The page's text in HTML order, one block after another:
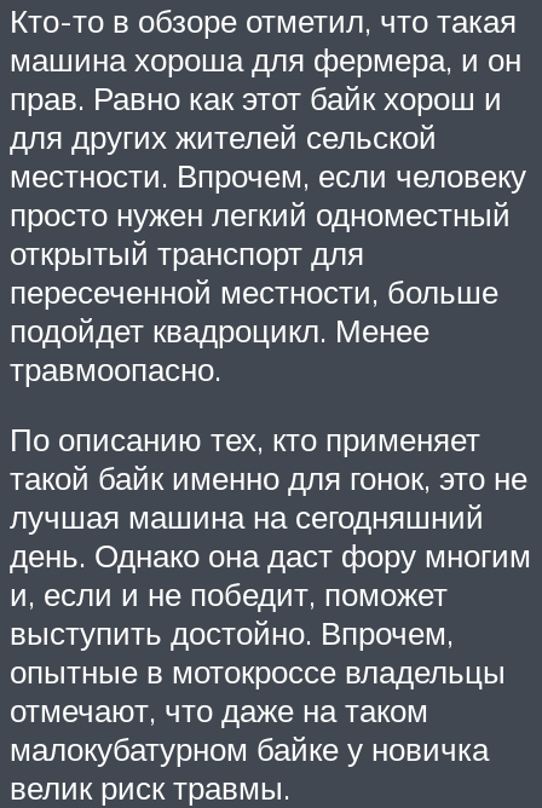
Кто-то в обзоре отметил, что такая
машина хороша для фермера, и он
прав. Равно как этот байк хорош и
для других жителей сельской
местности. Впрочем, если человеку
просто нужен легкий одноместный
открытый транспорт для
пересеченной местности, больше
подойдет квадроцикл. Менее
травмоопасно.
По описанию тех, кто применяет
такой байк именно для гонок, это не
лучшая машина на сегодняшний
день. Однако она даст фору многим
и, если и не победит, поможет
выступить достойно. Впрочем,
опытные в мотокроссе владельцы
отмечают, что даже на таком
малокубатурном байке у новичка
велик риск травмы.